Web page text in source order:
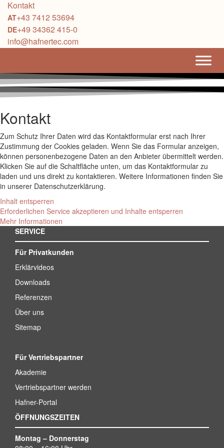
Kontakt
+43 7412 53694
+49 34362 415-0
info@hafnertec.com
Kontakt
Zum Schutz Ihrer Daten wird das Kontaktformular erst nach Ihrer
Zustimmung der Cookies geladen. Wenn Sie das Formular anzeigen,
können personenbezogene Daten an den Anbieter übermittelt werden.
Klicken Sie auf die Schaltfläche unten, um das Kontaktformular zu
laden und uns direkt zu kontaktieren. Weitere Informationen finden Sie
in unserer Datenschutzerklärung.
Inhalt entsperren
Erforderlichen Service akzeptieren und Inhalte entsperren
Mehr Informationen
SERVICE
Für Privatkunden
Erklärvideos
Downloads
Referenzen
Über uns
Sitemap
Für Vertriebspartner
Akademie
Vertriebspartner werden
Hafner-Portal
ÖFFNUNGSZEITEN
Montag – Donnerstag